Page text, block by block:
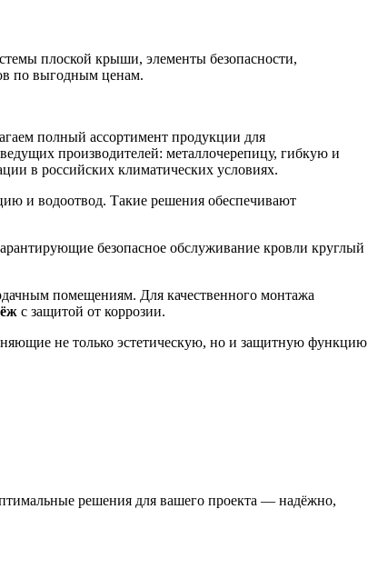
плоской крыши, элементы безопасности,
по выгодным ценам.
полный ассортимент продукции для
производителей: металлочерепицу, гибкую и
в российских климатических условиях.
и водоотвод. Такие решения обеспечивают
безопасное обслуживание кровли круглый
помещениям. Для качественного монтажа
с защитой от коррозии.
не только эстетическую, но и защитную функцию
решения для вашего проекта — надёжно,